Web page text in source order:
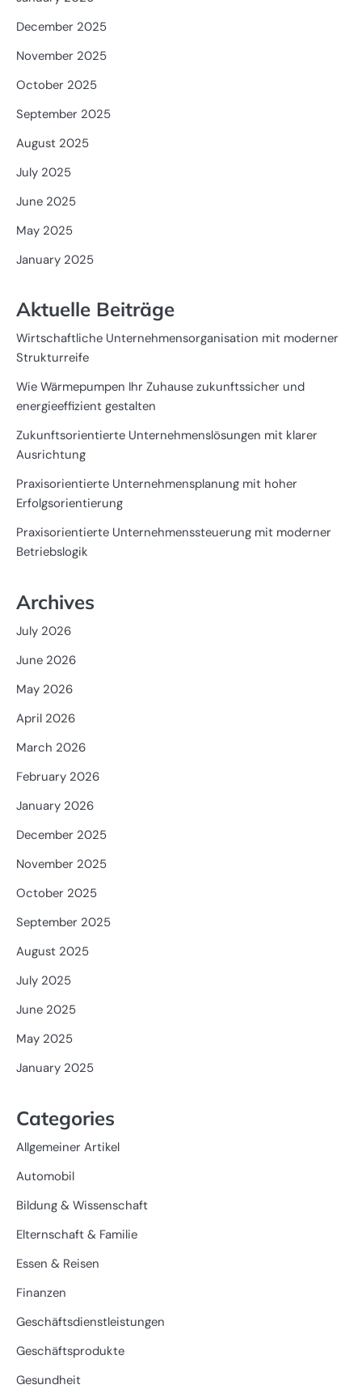
December 2025
November 2025
October 2025
September 2025
August 2025
July 2025
June 2025
May 2025
January 2025
Aktuelle Beiträge
Wirtschaftliche Unternehmensorganisation mit moderner
Strukturreife
Wie Wärmepumpen Ihr Zuhause zukunftssicher und
energieeffizient gestalten
Zukunftsorientierte Unternehmenslösungen mit klarer
Ausrichtung
Praxisorientierte Unternehmensplanung mit hoher
Erfolgsorientierung
Praxisorientierte Unternehmenssteuerung mit moderner
Betriebslogik
Archives
July 2026
June 2026
May 2026
April 2026
March 2026
February 2026
January 2026
December 2025
November 2025
October 2025
September 2025
August 2025
July 2025
June 2025
May 2025
January 2025
Categories
Allgemeiner Artikel
Automobil
Bildung & Wissenschaft
Elternschaft & Familie
Essen & Reisen
Finanzen
Geschäftsdienstleistungen
Geschäftsprodukte
Gesundheit